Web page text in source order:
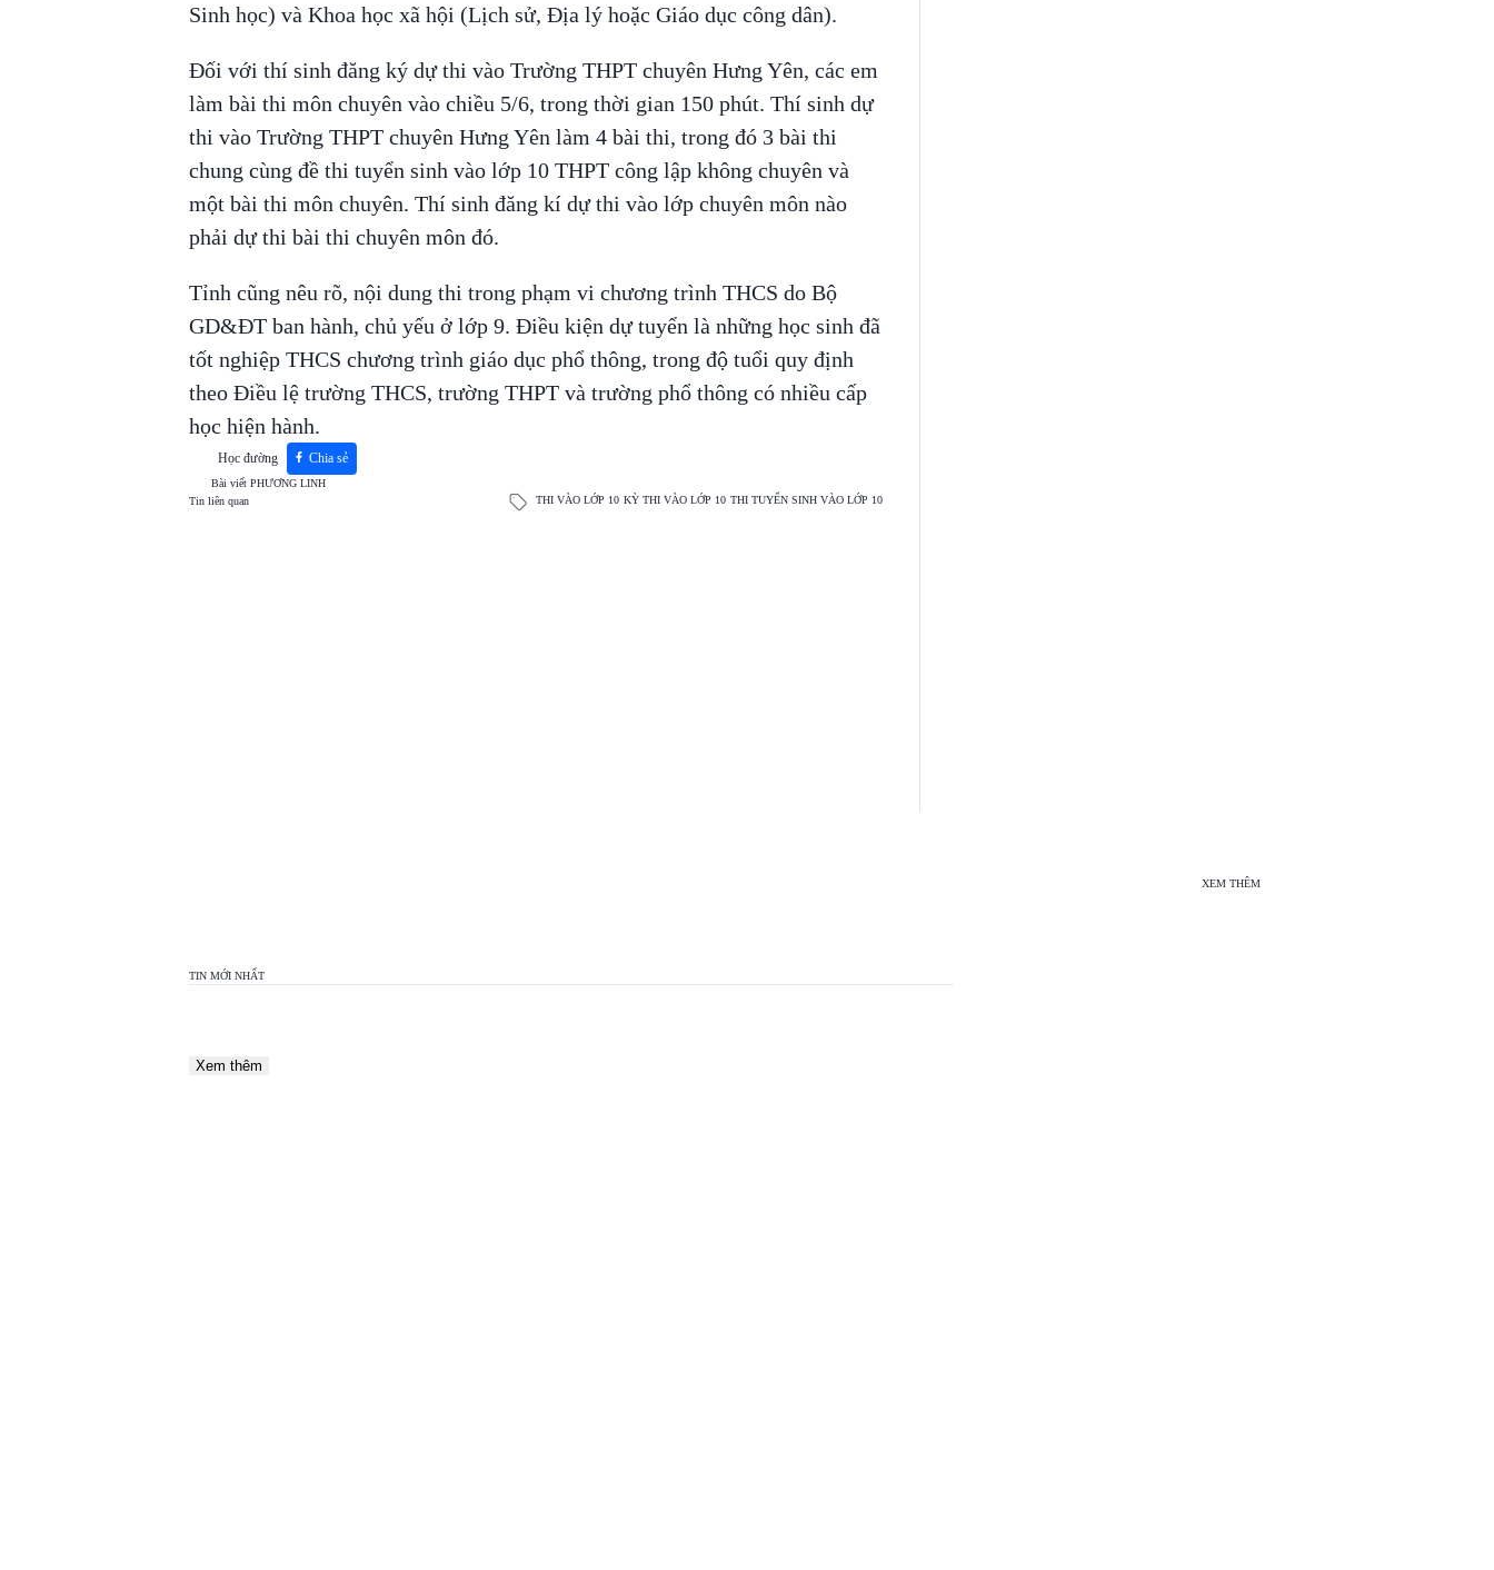
Sinh học) và Khoa học xã hội (Lịch sử, Địa lý hoặc Giáo dục công dân).
Đối với thí sinh đăng ký dự thi vào Trường THPT chuyên Hưng Yên, các em
làm bài thi môn chuyên vào chiều 5/6, trong thời gian 150 phút. Thí sinh dự
thi vào Trường THPT chuyên Hưng Yên làm 4 bài thi, trong đó 3 bài thi
chung cùng đề thi tuyển sinh vào lớp 10 THPT công lập không chuyên và
một bài thi môn chuyên. Thí sinh đăng kí dự thi vào lớp chuyên môn nào
phải dự thi bài thi chuyên môn đó.
Tỉnh cũng nêu rõ, nội dung thi trong phạm vi chương trình THCS do Bộ
GD&ĐT ban hành, chủ yếu ở lớp 9. Điều kiện dự tuyển là những học sinh đã
tốt nghiệp THCS chương trình giáo dục phổ thông, trong độ tuổi quy định
theo Điều lệ trường THCS, trường THPT và trường phổ thông có nhiều cấp
học hiện hành.
Học đường Chia sẻ
Bài viết PHƯƠNG LINH
Tin liên quan
THI VÀO LỚP 10 KỲ THI VÀO LỚP 10 THI TUYỂN SINH VÀO LỚP 10
XEM THÊM
TIN MỚI NHẤT
Xem thêm